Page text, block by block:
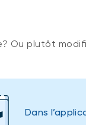
Ou plutôt
Dans